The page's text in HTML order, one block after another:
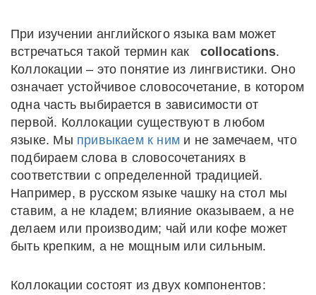
При изучении английского языка вам может
встречаться такой термин как
collocations.
Коллокации – это понятие из лингвистики. Оно
означает устойчивое словосочетание, в котором
одна часть выбирается в зависимости от
первой. Коллокации существуют в любом
языке. Мы привыкаем к ним и не замечаем, что
подбираем слова в словосочетаниях в
соответствии с определенной традицией.
Например, в русском языке чашку на стол мы
ставим, а не кладем; влияние оказываем, а не
делаем или производим; чай или кофе может
быть крепким, а не мощным или сильным.
Коллокации состоят из двух компонентов: